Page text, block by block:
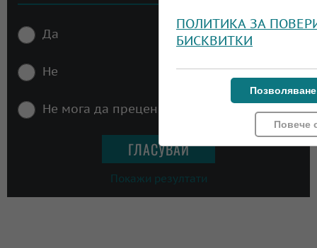
Да
Не
Не мога да преценя
Покажи резултати
ПОЛИТИКА ЗА
БИСКВИТКИ
Повече